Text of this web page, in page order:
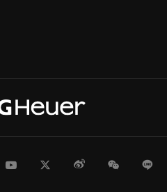
YoutubeTwitterWeiboWeChat